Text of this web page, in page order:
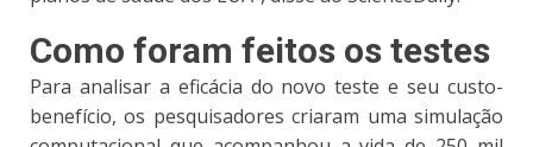
Como foram feitos os testes
Para analisar a eficácia do novo teste e seu custo-
benefício, os pesquisadores criaram uma simulação